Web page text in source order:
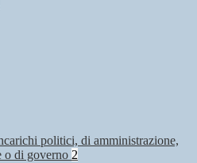
politici, di amministrazione,
o di governo 2